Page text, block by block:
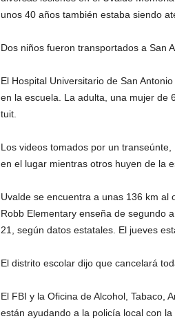
unos 40 años también estaba siendo
Dos niños fueron transportados a San
El Hospital Universitario de San
en la escuela. La adulta, una mujer de
tuit.
Los videos tomados por un
en el lugar mientras otros huyen de la
Uvalde se encuentra a unas 136 km al
Robb Elementary enseña de segundo
21, según datos estatales. El jueves
El distrito escolar dijo que cancelará
El FBI y la Oficina de Alcohol, Tabaco,
están ayudando a la policía local con la